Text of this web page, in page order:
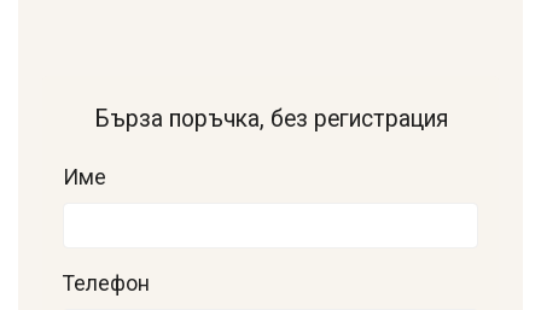
Бърза поръчка, без регистрация
Име
Телефон